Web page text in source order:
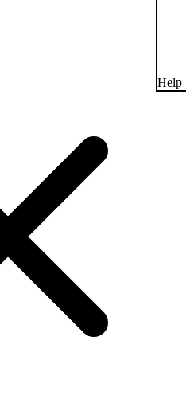
Help